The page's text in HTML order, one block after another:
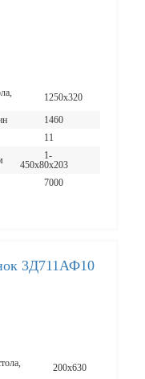
1250х320
1460
11
1-
450х80х203
7000
3Д711АФ10
200х630